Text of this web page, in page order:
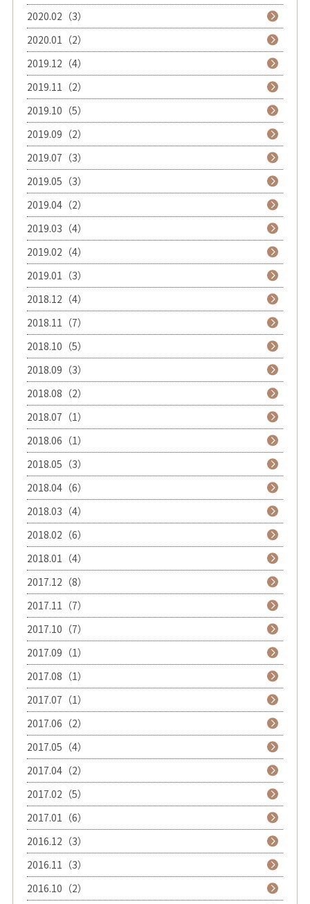
2020.02（3）
2020.01（2）
2019.12（4）
2019.11（2）
2019.10（5）
2019.09（2）
2019.07（3）
2019.05（3）
2019.04（2）
2019.03（4）
2019.02（4）
2019.01（3）
2018.12（4）
2018.11（7）
2018.10（5）
2018.09（3）
2018.08（2）
2018.07（1）
2018.06（1）
2018.05（3）
2018.04（6）
2018.03（4）
2018.02（6）
2018.01（4）
2017.12（8）
2017.11（7）
2017.10（7）
2017.09（1）
2017.08（1）
2017.07（1）
2017.06（2）
2017.05（4）
2017.04（2）
2017.02（5）
2017.01（6）
2016.12（3）
2016.11（3）
2016.10（2）